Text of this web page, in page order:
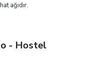
ağıdır.
- Hostel